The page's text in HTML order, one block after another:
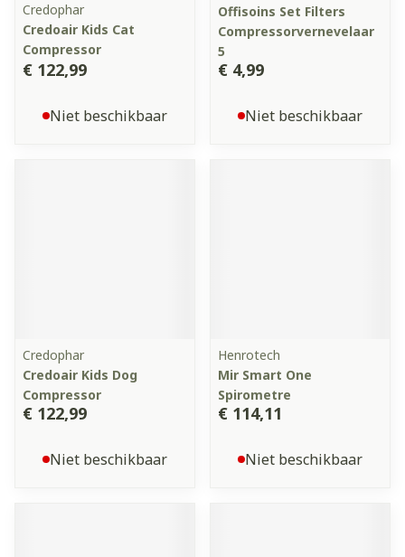
Credophar
Credoair Kids Cat
Compressor
€ 122,99
Niet beschikbaar
Offisoins Set Filters
Compressorvernevelaar
5
€ 4,99
Niet beschikbaar
Credophar
Credoair Kids Dog
Compressor
€ 122,99
Niet beschikbaar
Henrotech
Mir Smart One
Spirometre
€ 114,11
Niet beschikbaar